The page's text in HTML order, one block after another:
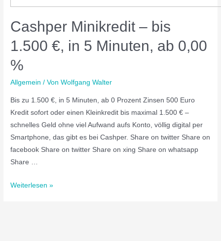
Cashper Minikredit – bis
1.500 €, in 5 Minuten, ab 0,00
%
Allgemein / VonWolfgang Walter
Bis zu 1.500 €, in 5 Minuten, ab 0 Prozent Zinsen 500 Euro
Kredit sofort oder einen Kleinkredit bis maximal 1.500 € –
schnelles Geld ohne viel Aufwand aufs Konto, völlig digital per
Smartphone, das gibt es bei Cashper. Share on twitter Share on
facebook Share on twitter Share on xing Share on whatsapp
Share …
Weiterlesen »